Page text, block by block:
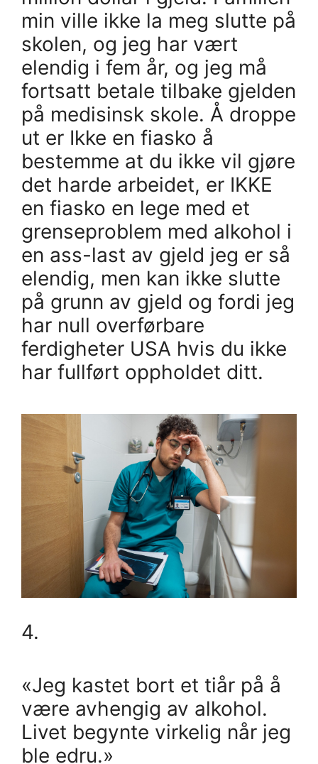
min ville ikke la meg slutte på
skolen, og jeg har vært
elendig i fem år, og jeg må
fortsatt betale tilbake gjelden
på medisinsk skole. Å droppe
ut er Ikke en fiasko å
bestemme at du ikke vil gjøre
det harde arbeidet, er IKKE
en fiasko en lege med et
grenseproblem med alkohol i
en ass-last av gjeld jeg er så
elendig, men kan ikke slutte
på grunn av gjeld og fordi jeg
har null overførbare
ferdigheter USA hvis du ikke
har fullført oppholdet ditt.
4.
«Jeg kastet bort et tiår på å
være avhengig av alkohol.
Livet begynte virkelig når jeg
ble edru.»